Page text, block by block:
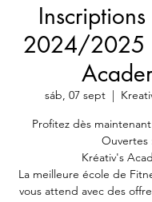
2024/2025
sáb, 07 sept
  |
Profitez dès
Ouvertes
Kréativ's
La meilleure école de
vous attend avec des